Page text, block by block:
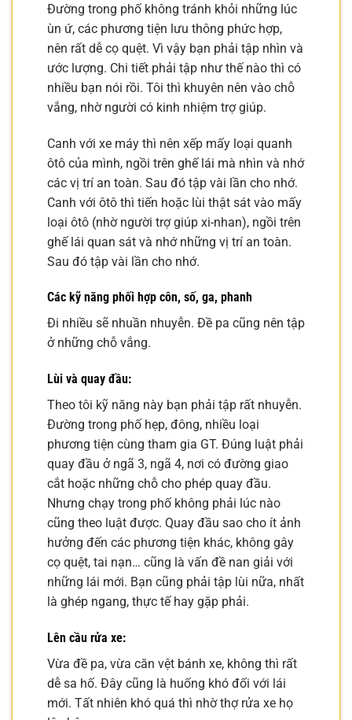
Đường trong phố không tránh khỏi những lúc
ùn ứ, các phương tiện lưu thông phức hợp,
nên rất dễ cọ quệt. Vì vậy bạn phải tập nhìn và
ước lượng. Chi tiết phải tập như thế nào thì có
nhiều bạn nói rồi. Tôi thì khuyên nên vào chỗ
vắng, nhờ người có kinh nhiệm trợ giúp.
Canh với xe máy thì nên xếp mấy loại quanh
ôtô của mình, ngồi trên ghế lái mà nhìn và nhớ
các vị trí an toàn. Sau đó tập vài lần cho nhớ.
Canh với ôtô thì tiến hoặc lùi thật sát vào mấy
loại ôtô (nhờ người trợ giúp xi-nhan), ngồi trên
ghế lái quan sát và nhớ những vị trí an toàn.
Sau đó tập vài lần cho nhớ.
Các kỹ năng phối hợp côn, số, ga, phanh
Đi nhiều sẽ nhuần nhuyễn. Đề pa cũng nên tập
ở những chỗ vắng.
Lùi và quay đầu:
Theo tôi kỹ năng này bạn phải tập rất nhuyễn.
Đường trong phố hẹp, đông, nhiều loại
phương tiện cùng tham gia GT. Đúng luật phải
quay đầu ở ngã 3, ngã 4, nơi có đường giao
cắt hoặc những chỗ cho phép quay đầu.
Nhưng chạy trong phố không phải lúc nào
cũng theo luật được. Quay đầu sao cho ít ảnh
hưởng đến các phương tiện khác, không gây
cọ quệt, tai nạn… cũng là vấn đề nan giải với
những lái mới. Bạn cũng phải tập lùi nữa, nhất
là ghép ngang, thực tế hay gặp phải.
Lên cầu rửa xe:
Vừa đề pa, vừa căn vệt bánh xe, không thì rất
dễ sa hố. Đây cũng là huống khó đối với lái
mới. Tất nhiên khó quá thì nhờ thợ rửa xe họ